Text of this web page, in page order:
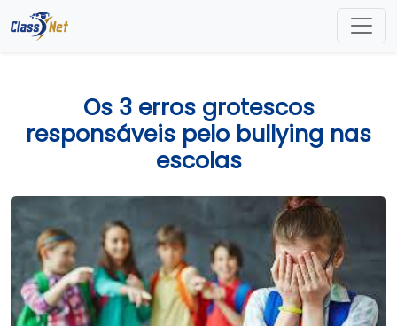
Os 3 erros grotescos
responsáveis pelo bullying nas
escolas